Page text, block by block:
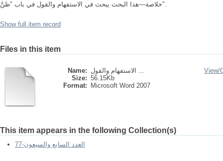
خلاصة—هذا البحث يبحث في الاستفهام والقول في باب "ظنَّ".
Show full item record
Files in this item
Name:
الاستفهام والقول ...
Size: 56.15Kb
Format:
Microsoft Word 2007
View/
This item appears in the following Collection(s)
العدد السابع والسبعون-77